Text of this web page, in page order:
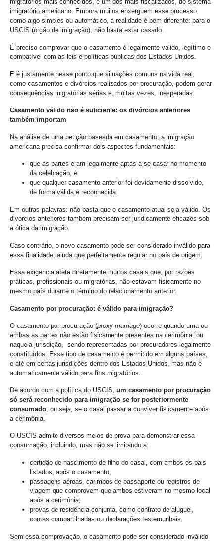
migratórios mais conhecidos, e um dos mais fiscalizados, do sistema
imigratório americano. Embora muitos enxerguem esse processo
como algo simples ou automático, a realidade é bem diferente: para o
USCIS (órgão de imigração), não basta estar casado.
É preciso comprovar que o casamento é legalmente válido, legítimo e
compatível com as leis e políticas públicas dos Estados Unidos.
E é justamente nesse ponto que situações comuns na vida real,
como casamentos e divórcios realizados por procuração, podem gerar
consequências migratórias sérias e, muitas vezes, inesperadas.
Casamento válido não é suficiente: os divórcios anteriores
também importam
Na análise de uma petição baseada em casamento, a imigração
americana precisa confirmar dois aspectos fundamentais:
que as partes eram legalmente aptas a se casar no momento
da celebração; e
que qualquer casamento anterior foi devidamente dissolvido,
de forma válida e reconhecida.
Em outras palavras: não basta que o casamento atual seja válido. Os
divórcios anteriores também precisam ser juridicamente eficazes sob
a ótica da imigração.
Caso contrário, o novo casamento pode ser considerado inválido para
essa finalidade, ainda que perfeitamente regular no país de origem.
Essa exigência afeta diretamente muitos casais que, por razões
práticas, profissionais ou migratórias, não estavam fisicamente no
mesmo país durante o término do relacionamento anterior.
Casamento por procuração: é válido para imigração?
O casamento por procuração (proxy marriage) ocorre quando uma ou
ambas as partes não estão fisicamente presentes na cerimônia, ou
naquela jurisdição, sendo representadas por procuradores legalmente
constituídos. Esse tipo de casamento é permitido em alguns países,
e até em certas jurisdições dentro dos Estados Unidos, mas não é
automaticamente válido para fins migratórios.
De acordo com a política do USCIS, um casamento por procuração
só será reconhecido para imigração se for posteriormente
consumado, ou seja, se o casal passar a conviver fisicamente após
a cerimônia.
O USCIS admite diversos meios de prova para demonstrar essa
consumação, incluindo, mas não se limitando a:
certidão de nascimento de filho do casal, com ambos os pais
listados, após o casamento;
passagens aéreas, carimbos de passaporte ou registros de
viagem que comprovem que ambos estiveram no mesmo local
após a cerimônia;
provas de residência conjunta, como contrato de aluguel,
contas compartilhadas ou declarações testemunhais.
Sem essa comprovação, o casamento pode ser considerado inválido